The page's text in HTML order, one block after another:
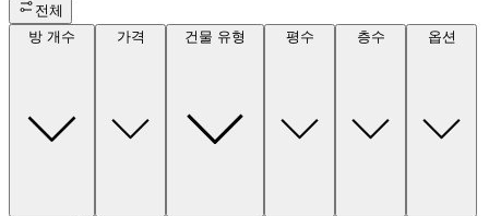
전체
방 개수
가격 건물 유형 평수 층수 옵션